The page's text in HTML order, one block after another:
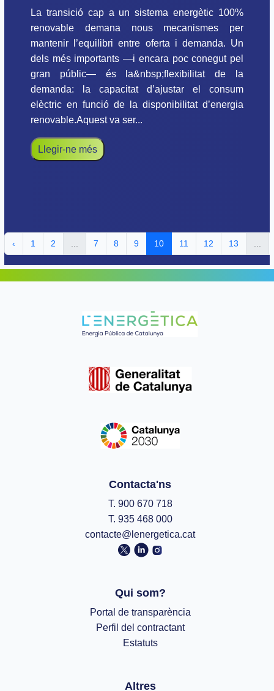
La transició cap a un sistema energètic 100%
renovable demana nous mecanismes per
mantenir l’equilibri entre oferta i demanda. Un
dels més importants —i encara poc conegut pel
gran públic— és la&nbsp;flexibilitat de la
demanda: la capacitat d’ajustar el consum
elèctric en funció de la disponibilitat d’energia
renovable.Aquest va ser...
Llegir-ne més
‹ 1 2 7 8 9 10 11 12 13
Contacta'ns
T. 900 670 718
T. 935 468 000
contacte@lenergetica.cat
Qui som?
Portal de transparència
Perfil del contractant
Estatuts
Altres